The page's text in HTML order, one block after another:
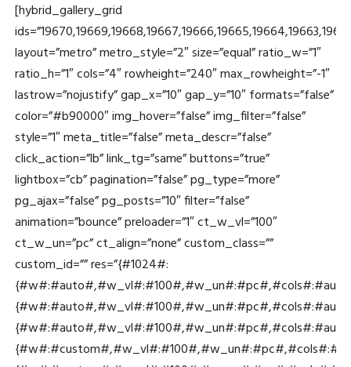
[hybrid_gallery_grid
layout=”metro” metro_style=”2″ size=”equal” ratio_w=”1″
ratio_h=”1″ cols=”4″ rowheight=”240″ max_rowheight=”-1″
lastrow=”nojustify” gap_x=”10″ gap_y=”10″ formats=”false”
color=”#b90000″ img_hover=”false” img_filter=”false”
style=”1″ meta_title=”false” meta_descr=”false”
click_action=”lb” link_tg=”same” buttons=”true”
lightbox=”cb” pagination=”false” pg_type=”more”
pg_ajax=”false” pg_posts=”10″ filter=”false”
animation=”bounce” preloader=”1″ ct_w_vl=”100″
ct_w_un=”pc” ct_align=”none” custom_class=””
custom_id=”” res=”{#1024#: